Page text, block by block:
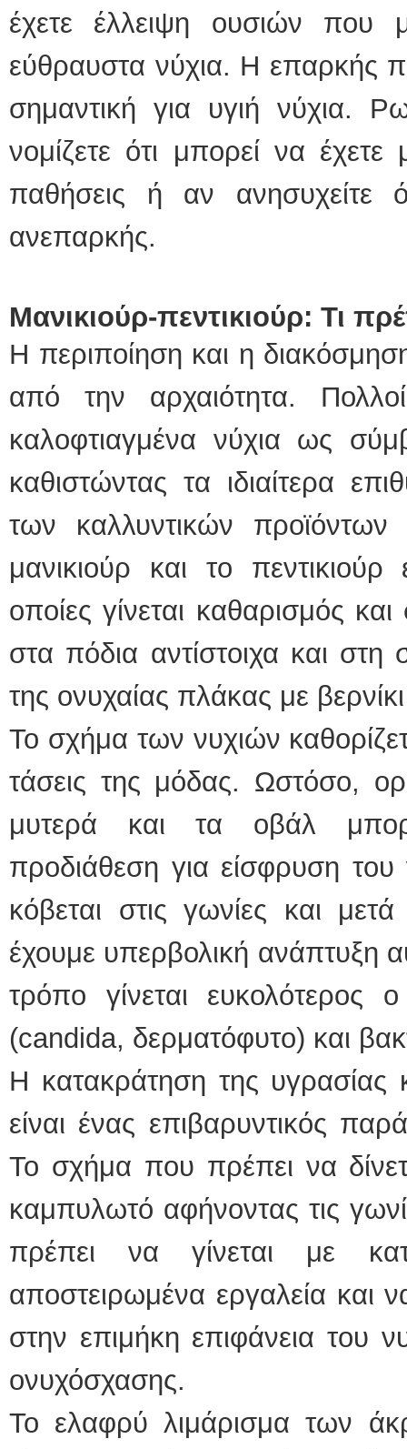
έχετε έλλειψη ουσιών που
εύθραυστα νύχια. Η επαρκής
σημαντική για υγιή νύχια.
νομίζετε ότι μπορεί να έχετε
παθήσεις ή αν ανησυχείτε
ανεπαρκής.
Μανικιούρ-πεντικιούρ: Τι
H περιποίηση και η
από την αρχαιότητα.
καλοφτιαγμένα νύχια ως
καθιστώντας τα ιδιαίτερα
των καλλυντικών προϊόντων
μανικιούρ και το πεντικιούρ
οποίες γίνεται καθαρισμός
στα πόδια αντίστοιχα και στη
της ονυχαίας πλάκας με
Το σχήμα των νυχιών
τάσεις της μόδας. Ωστόσο,
μυτερά και τα οβάλ
προδιάθεση για είσφρυση
κόβεται στις γωνίες και
έχουμε υπερβολική ανάπτυξη
τρόπο γίνεται ευκολότερος
(candida, δερματόφυτο) και
Η κατακράτηση της
είναι ένας επιβαρυντικός
Το σχήμα που πρέπει να
καμπυλωτό αφήνοντας τις
πρέπει να γίνεται με
αποστειρωμένα εργαλεία και
στην επιμήκη επιφάνεια του
ονυχόσχασης.
Το ελαφρύ λιμάρισμα των